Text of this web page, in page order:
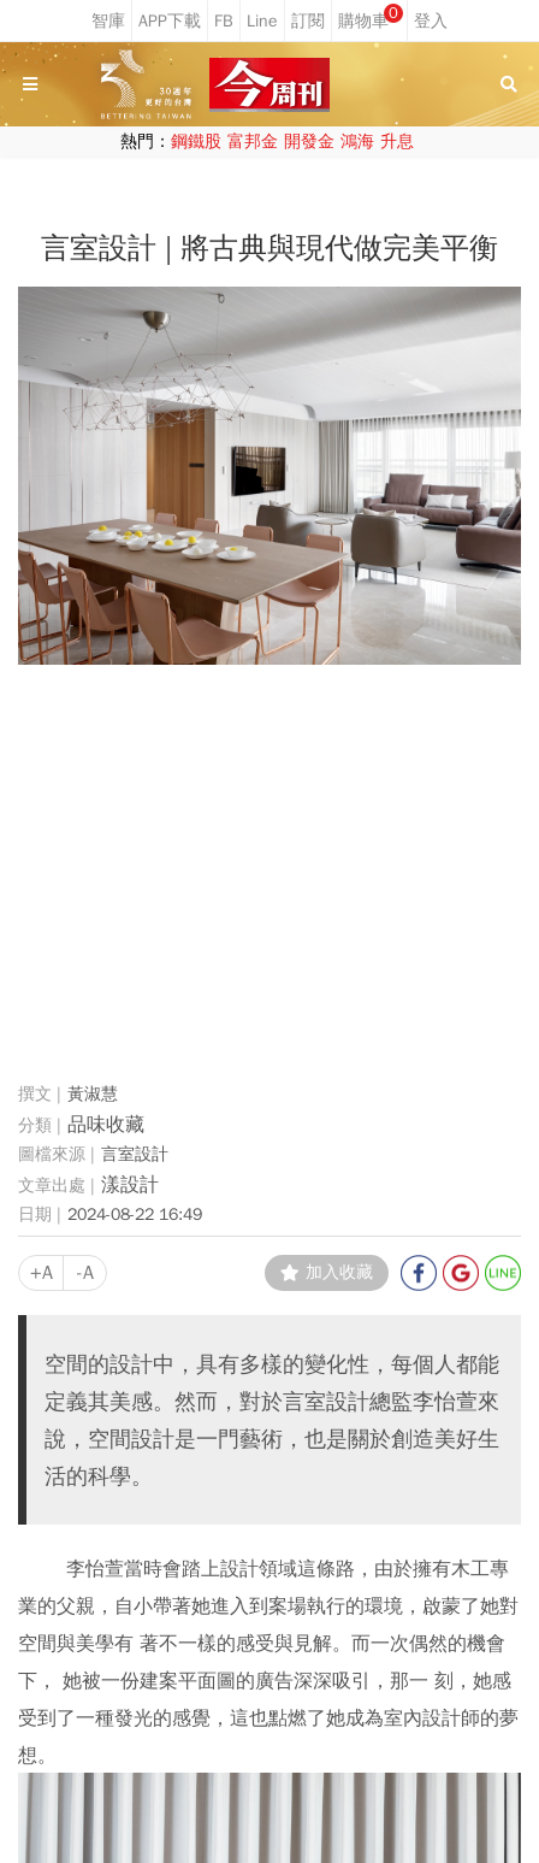
0
熱門： 鋼鐵股 富邦金 開發金 鴻海 升息
言室設計 | 將古典與現代做完美平衡
黃淑慧
品味收藏
言室設計
漾設計
2024-08-22 16:49
+A -A 加入收藏
空間的設計中，具有多樣的變化性，每個人都能
定義其美感。然而，對於言室設計總監李怡萱來
說，空間設計是一門藝術，也是關於創造美好生
活的科學。
李怡萱當時會踏上設計領域這條路，由於擁有木工專
業的父親，自小帶著她進入到案場執行的環境，啟蒙了她對
空間與美學有 著不一樣的感受與見解。而一次偶然的機會
下， 她被一份建案平面圖的廣告深深吸引，那一 刻，她感
受到了一種發光的感覺，這也點燃了她成為室內設計師的夢
想。